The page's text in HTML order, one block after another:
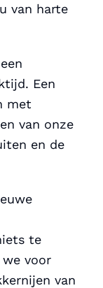
van harte
Een
met
van onze
en de
te
we voor
van